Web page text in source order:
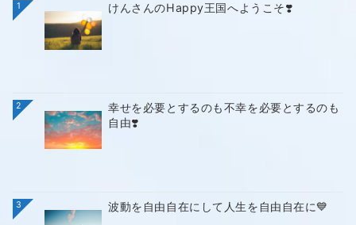
1 けんさんのHappy王国へようこそ❣️
2
幸せを必要とするのも不幸を必要とするのも
自由❣️
3 波動を自由自在にして人生を自由自在に💙